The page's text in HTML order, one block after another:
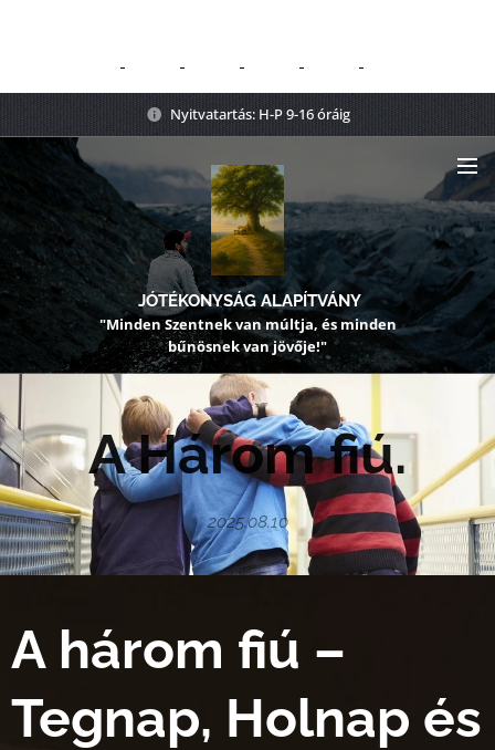
Nyitvatartás: H-P 9-16 óráig
JÓTÉKONYSÁG ALAPÍTVÁNY
"Minden Szentnek van múltja, és minden
bűnösnek van jövője!"
A Három fiú.
2025.08.10
A három fiú –
Tegnap, Holnap és